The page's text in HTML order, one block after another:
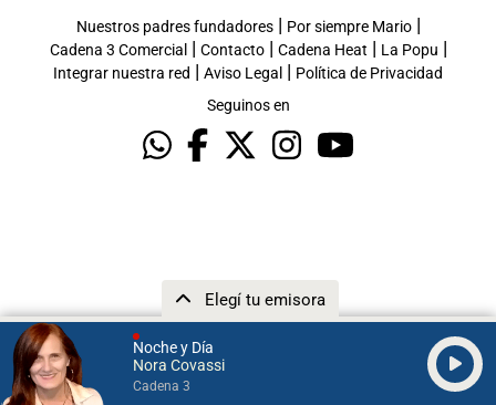
Noche y Día
Nora Covassi
Cadena 3
Elegí tu emisora
Nuestros padres fundadores| Por siempre Mario|
Cadena 3 Comercial | Contacto| Cadena Heat | La Popu |
Integrar nuestra red | Aviso Legal | Política de Privacidad
Seguinos en